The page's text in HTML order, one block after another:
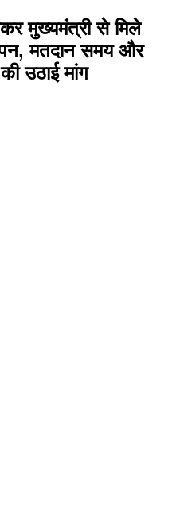
मुख्यमंत्री से मिले
मतदान समय और
उठाई मांग